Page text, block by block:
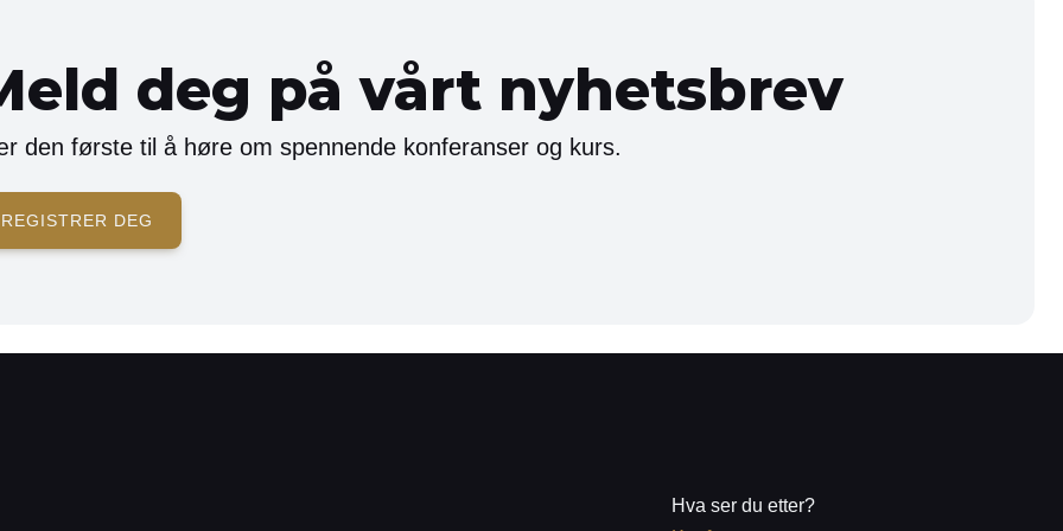
deg på vårt nyhetsbrev
den første til å høre om spennende konferanser og kurs.
REGISTRER DEG
Hva ser du etter?